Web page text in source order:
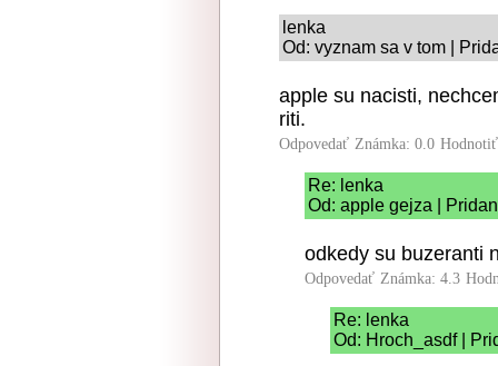
lenka
Od: vyznam sa v tom |
apple su nacisti,
riti.
Odpovedať Známka: 0.0
Re: lenka
Od: apple gejza |
odkedy su buzeranti
Odpovedať Známka: 4.3
Re: lenka
Od: Hroch_asdf |